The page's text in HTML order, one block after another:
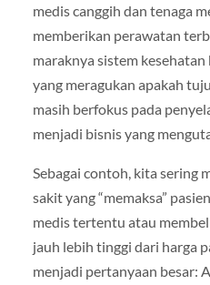
medis canggih dan tenaga
memberikan perawatan
maraknya sistem
yang meragukan apakah
masih berfokus pada
menjadi bisnis yang
Sebagai contoh, kita sering
sakit yang “memaksa”
medis tertentu atau
jauh lebih tinggi dari harga
menjadi pertanyaan besar: